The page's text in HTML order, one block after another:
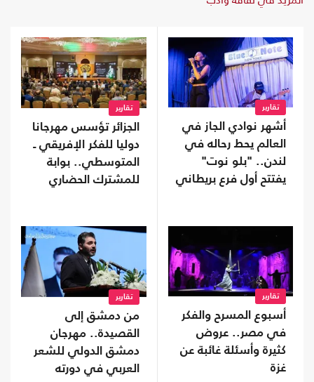
تقارير
أشهر نوادي الجاز في
العالم يحط رحاله في
لندن.. "بلو نوت"
يفتتح أول فرع بريطاني
تقارير
الجزائر تؤسس مهرجانا
دوليا للفكر الإفريقي ـ
المتوسطي.. بوابة
للمشترك الحضاري
تقارير
أسبوع المسرح والفكر
في مصر.. عروض
كثيرة وأسئلة غائبة عن
غزة
تقارير
من دمشق إلى
القصيدة.. مهرجان
دمشق الدولي للشعر
العربي في دورته